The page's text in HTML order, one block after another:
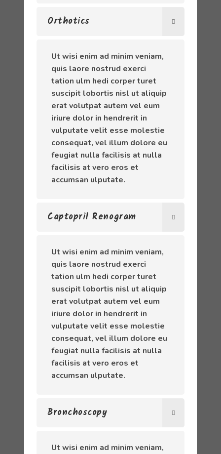
Orthotics
Ut wisi enim ad minim veniam,
quis laore nostrud exerci
tation ulm hedi corper turet
suscipit lobortis nisl ut aliquip
erat volutpat autem vel eum
iriure dolor in hendrerit in
vulputate velit esse molestie
consequat, vel illum dolore eu
feugiat nulla facilisis at nulla
facilisis at vero eros et
accumsan ulputate.
Captopril Renogram
Ut wisi enim ad minim veniam,
quis laore nostrud exerci
tation ulm hedi corper turet
suscipit lobortis nisl ut aliquip
erat volutpat autem vel eum
iriure dolor in hendrerit in
vulputate velit esse molestie
consequat, vel illum dolore eu
feugiat nulla facilisis at nulla
facilisis at vero eros et
accumsan ulputate.
Bronchoscopy
Ut wisi enim ad minim veniam,